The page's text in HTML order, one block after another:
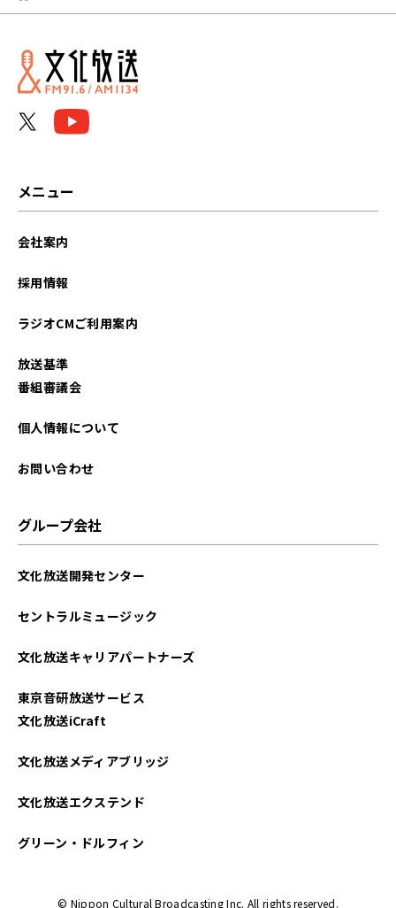
2026年05月
2026年04月
2025年07月
2025年04月
2024年11月
2024年10月
2024年09月
メニュー
会社案内
採用情報
ラジオCMご利用案内
放送基準
番組審議会
個人情報について
お問い合わせ
グループ会社
文化放送開発センター
セントラルミュージック
文化放送キャリアパートナーズ
東京音研放送サービス
文化放送iCraft
文化放送メディアブリッジ
文化放送エクステンド
グリーン・ドルフィン
© Nippon Cultural Broadcasting Inc. All rights reserved.